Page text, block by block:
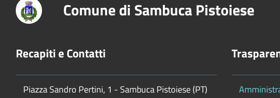
Comune di Sambuca Pistoiese
Recapiti e Contatti
Piazza Sandro Pertini, 1 - Sambuca Pistoiese (PT)